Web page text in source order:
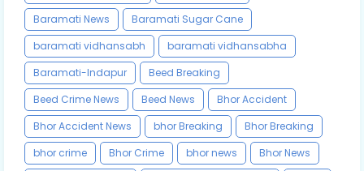
Baramati News
Baramati Sugar Cane
baramati vidhansabh
baramati vidhansabha
Baramati-Indapur
Beed Breaking
Beed Crime News
Beed News
Bhor Accident
Bhor Accident News
bhor Breaking
Bhor Breaking
bhor crime
Bhor Crime bhor news
Bhor News